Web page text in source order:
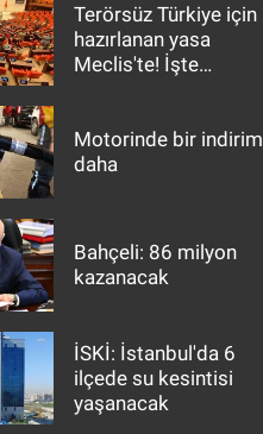
Terörsüz Türkiye için
hazırlanan yasa
Meclis'te! İşte
Motorinde bir indirim
daha
Bahçeli: 86 milyon
kazanacak
İSKİ: İstanbul'da 6
ilçede su kesintisi
yaşanacak